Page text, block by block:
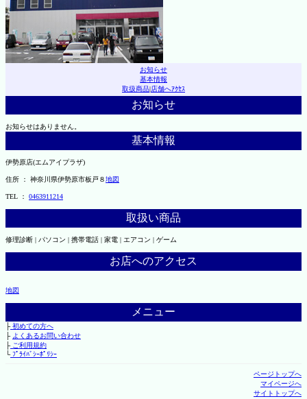
お知らせ
基本情報
取扱商品|店舗へｱｸｾｽ
お知らせ
お知らせはありません。
基本情報
伊勢原店(エムアイプラザ)
住所 ： 神奈川県伊勢原市板戸８地図
TEL ： 0463911214
取扱い商品
修理診断 | パソコン | 携帯電話 | 家電 | エアコン | ゲーム
お店へのアクセス
地図
メニュー
├初めての方へ
├ よくあるお問い合わせ
├ご利用規約
└ﾌﾟﾗｲﾊﾞｼｰﾎﾟﾘｼｰ
ページトップへ
マイページへ
サイトトップへ